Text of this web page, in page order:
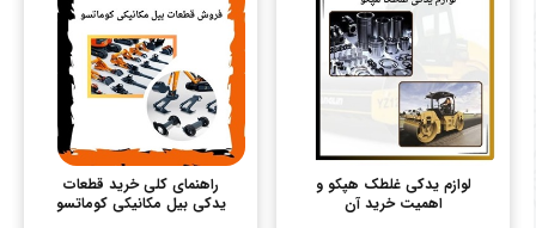
لوازم یدکی غلطک هپکو و
اهمیت خرید آن
راهنمای کلی خرید قطعات
یدکی بیل مکانیکی کوماتسو